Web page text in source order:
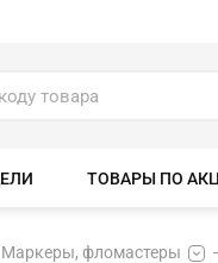
ТОВАРЫ ПО
Маркеры, фломастеры